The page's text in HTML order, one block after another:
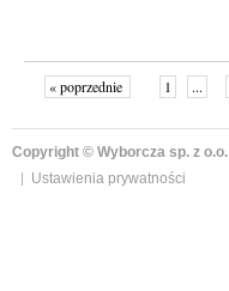
« poprzednie 1 ...
Copyright © Wyborcza sp. z o.o.
Ustawienia prywatności